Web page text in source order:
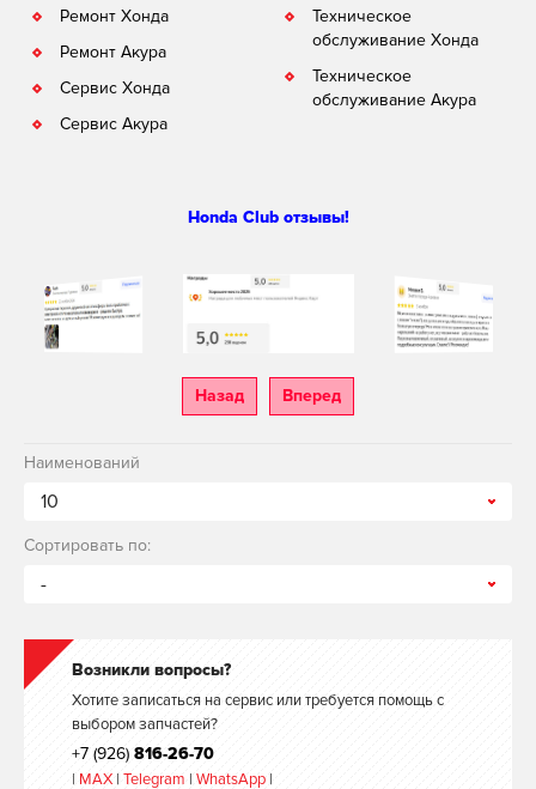
Ремонт Хонда
Ремонт Акура
Сервис Хонда
Сервис Акура
Техническое
обслуживание Хонда
Техническое
обслуживание Акура
Honda Club отзывы!
Назад Вперед
Наименований
10
Сортировать по:
-
Возникли вопросы?
Хотите записаться на сервис или требуется помощь с
выбором запчастей?
+7 (926) 816-26-70
| MAX | Telegram | WhatsApp |